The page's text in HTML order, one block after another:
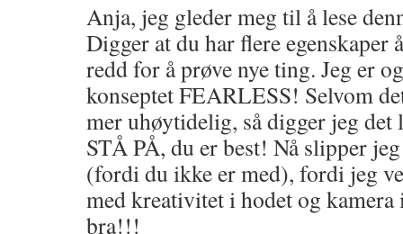
Anja, jeg gleder meg til å lese
Digger at du har flere egenskaper
redd for å prøve nye ting. Jeg er
konseptet FEARLESS! Selvom
mer uhøytidelig, så digger jeg
STÅ PÅ, du er best! Nå slipper
(fordi du ikke er med), fordi jeg
med kreativitet i hodet og kamera
bra!!!